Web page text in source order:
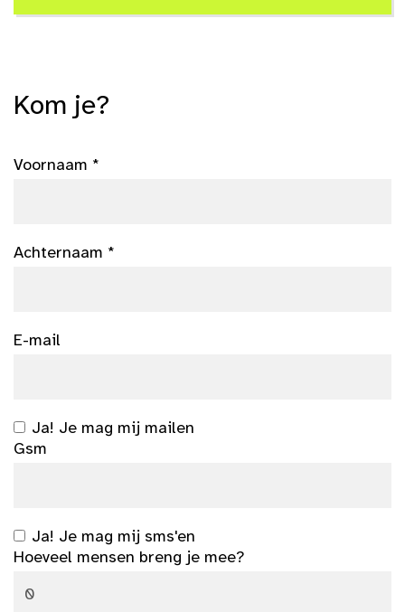
Kom je?
Voornaam *
Achternaam *
E-mail
Ja! Je mag mij mailen
Gsm
Ja! Je mag mij sms'en
Hoeveel mensen breng je mee?